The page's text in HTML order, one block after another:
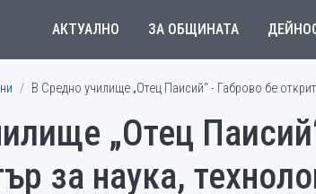
АКТУАЛНО ЗА ОБЩИНАТА
В Средно училище „Отец Паисий“ - Габрово бе
„Отец
за наука,